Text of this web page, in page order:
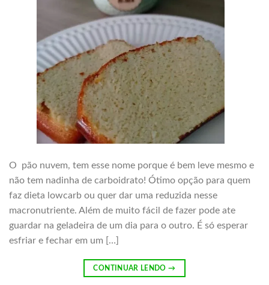
O pão nuvem, tem esse nome porque é bem leve mesmo e
não tem nadinha de carboidrato! Ótimo opção para quem
faz dieta lowcarb ou quer dar uma reduzida nesse
macronutriente. Além de muito fácil de fazer pode ate
guardar na geladeira de um dia para o outro. É só esperar
esfriar e fechar em um […]
CONTINUAR LENDO→